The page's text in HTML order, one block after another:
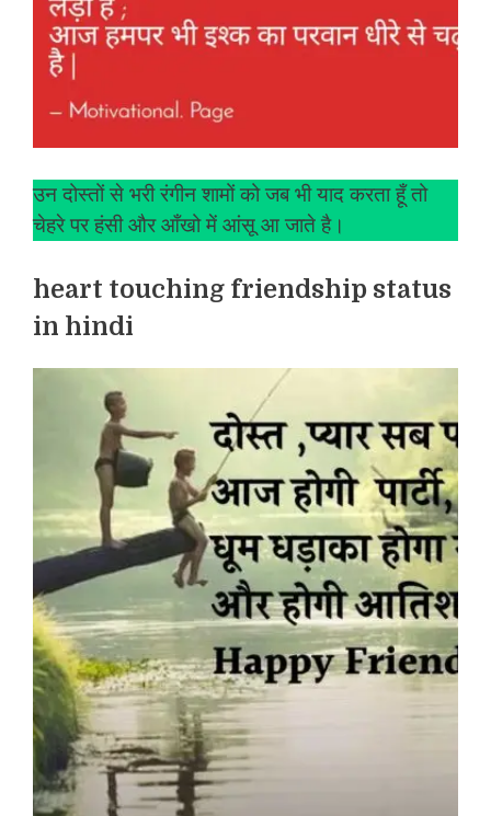
उन दोस्तों से भरी रंगीन शामों को जब भी याद करता हूँ तो
चेहरे पर हंसी और आँखो में आंसू आ जाते है।
heart touching friendship status
in hindi